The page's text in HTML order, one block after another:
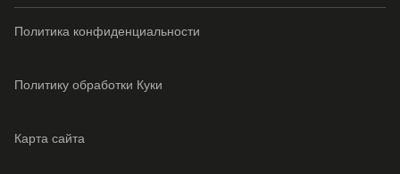
Политика конфиденциальности
Политику обработки Куки
Карта сайта